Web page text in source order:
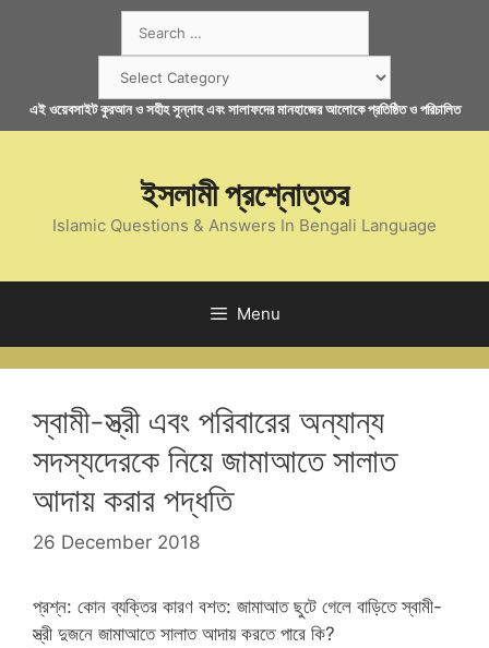
for:
এই ওয়েবসাইট কুরআন ও সহীহ সুন্নাহ এবং সালাফদের মানহাজের আলোকে প্রতিষ্ঠিত ও পরিচালিত
ইসলামী প্রশ্নোত্তর
Islamic Questions & Answers In Bengali Language
Menu
স্বামী-স্ত্রী এবং পরিবারের অন্যান্য
সদস্যদেরকে নিয়ে জামাআতে সালাত
আদায় করার পদ্ধতি
26 December 2018
প্রশ্ন: কোন ব্যক্তির কারণ বশত: জামাআত ছুটে গেলে বাড়িতে স্বামী-
স্ত্রী দুজনে জামাআতে সালাত আদায় করতে পারে কি?